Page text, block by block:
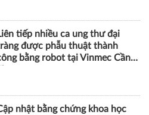
tiếp nhiều ca ung thư đại
được phẫu thuật thành
bằng robot tại Vinmec Cần
nhật bằng chứng khoa học